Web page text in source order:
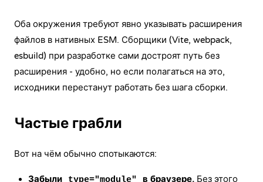
Оба окружения требуют явно указывать расширения
файлов в нативных ESM. Сборщики (Vite, webpack,
esbuild) при разработке сами достроят путь без
расширения - удобно, но если полагаться на это,
исходники перестанут работать без шага сборки.
Частые грабли
Вот на чём обычно спотыкаются:
Забыли type="module" в браузере. Без этого